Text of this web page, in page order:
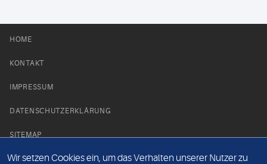
HOME
KONTAKT
IMPRESSUM
DATENSCHUTZERKLÄRUNG
SITEMAP
NEWS PARTNER
Wir setzen Cookies ein, um das Verhalten unserer Nutzer zu